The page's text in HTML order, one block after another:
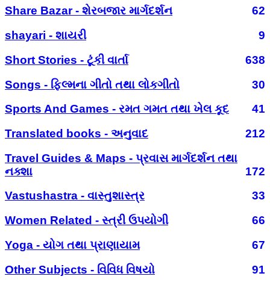
Share Bazar - શેરબજાર માર્ગદર્શન
62
shayari - શાયરી
9
Short Stories - ટૂંકી વાર્તા
638
Songs - ફિલ્મના ગીતો તથા લોકગીતો
30
Sports And Games - રમત ગમત તથા ખેલ કૂદ
41
Translated books - અનુવાદ
212
Travel Guides & Maps - પ્રવાસ માર્ગદર્શન તથા
નક્શા
172
Vastushastra - વાસ્તુશાસ્ત્ર
33
Women Related - સ્ત્રી ઉપયોગી
66
Yoga - યોગ તથા પ્રાણાયામ
67
Other Subjects - વિવિધ વિષયો
91